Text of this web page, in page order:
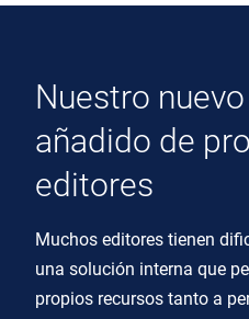
Nuestro
añadido de
editores
Muchos editores tienen
una solución interna que
propios recursos tanto a